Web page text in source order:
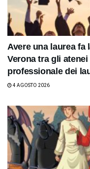
Avere una laurea fa
Verona tra gli
professionale dei
4 AGOSTO 2026